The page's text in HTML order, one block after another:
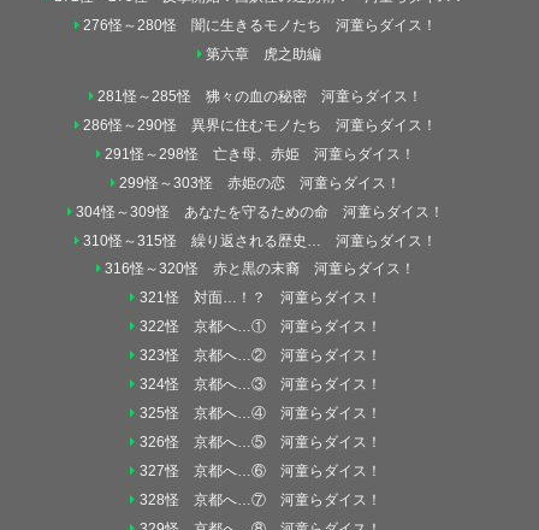
276怪～280怪 闇に生きるモノたち 河童らダイス！
第六章 虎之助編
281怪～285怪 狒々の血の秘密 河童らダイス！
286怪～290怪 異界に住むモノたち 河童らダイス！
291怪～298怪 亡き母、赤姫 河童らダイス！
299怪～303怪 赤姫の恋 河童らダイス！
304怪～309怪 あなたを守るための命 河童らダイス！
310怪～315怪 繰り返される歴史… 河童らダイス！
316怪～320怪 赤と黒の末裔 河童らダイス！
321怪 対面…！？ 河童らダイス！
322怪 京都へ…① 河童らダイス！
323怪 京都へ…② 河童らダイス！
324怪 京都へ…③ 河童らダイス！
325怪 京都へ…④ 河童らダイス！
326怪 京都へ…⑤ 河童らダイス！
327怪 京都へ…⑥ 河童らダイス！
328怪 京都へ…⑦ 河童らダイス！